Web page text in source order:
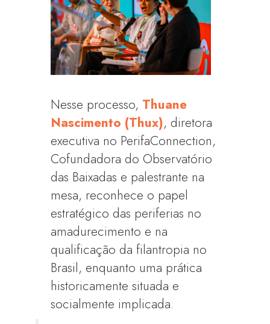
Nesse processo, Thuane
Nascimento (Thux), diretora
executiva no PerifaConnection,
Cofundadora do Observatório
das Baixadas e palestrante na
mesa, reconhece o papel
estratégico das periferias no
amadurecimento e na
qualificação da filantropia no
Brasil, enquanto uma prática
historicamente situada e
socialmente implicada.